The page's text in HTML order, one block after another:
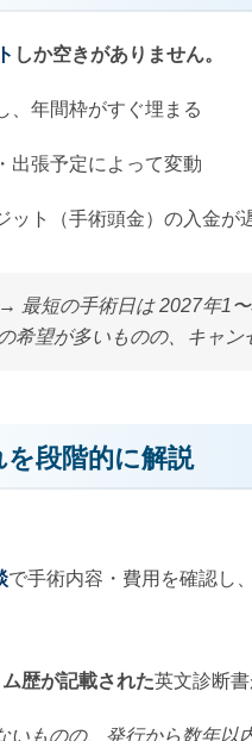
しか空きがありません。
、年間枠がすぐ埋まる
出張予定によって変動
ット（手術頭金）の入金が
最短の手術日は 2027年1〜
希望が多いものの、キャン
段階的に解説
で手術内容・費用を確認し
歴が記載された英文診断書
いものの、発行から数年以